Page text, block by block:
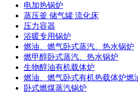
电加热锅炉
蒸压釜 储气罐 流化床
压力容器
浴暖专用锅炉
燃油、燃气卧式蒸汽、热水锅炉
燃甲醇卧式蒸汽、热水锅炉
生物醇油有机载体炉
燃油、燃气卧式有机热载体炉燃
卧式燃煤蒸汽锅炉